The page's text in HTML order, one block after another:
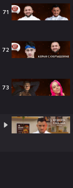
71
72
73
07:50